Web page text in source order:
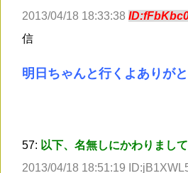
2013/04/18 18:33:38
信
明日ちゃんと行くよありが
57: 以下、名無しにかわりまし
2013/04/18 18:51:19